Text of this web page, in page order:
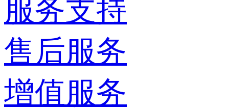
服务支持
售后服务
增值服务